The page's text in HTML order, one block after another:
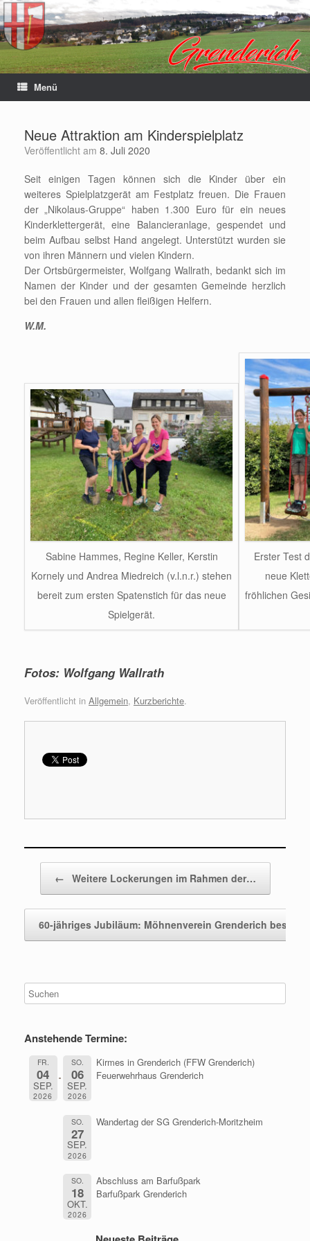
Menü
Neue Attraktion am Kinderspielplatz
Veröffentlicht am 8. Juli 2020
Seit einigen Tagen können sich die Kinder über ein
weiteres Spielplatzgerät am Festplatz freuen. Die Frauen
der „Nikolaus-Gruppe“ haben 1.300 Euro für ein neues
Kinderklettergerät, eine Balancieranlage, gespendet und
beim Aufbau selbst Hand angelegt. Unterstützt wurden sie
von ihren Männern und vielen Kindern.
Der Ortsbürgermeister, Wolfgang Wallrath, bedankt sich im
Namen der Kinder und der gesamten Gemeinde herzlich
bei den Frauen und allen fleißigen Helfern.
W.M.
Sabine Hammes, Regine Keller, Kerstin
Kornely und Andrea Miedreich (v.l.n.r.) stehen
bereit zum ersten Spatenstich für das neue
Spielgerät.
Erster Test
neue
fröhlichen
Fotos: Wolfgang Wallrath
Veröffentlicht in Allgemein, Kurzberichte.
← Weitere Lockerungen im Rahmen der…
60-jähriges Jubiläum: Möhnenverein Grenderich
Anstehende Termine:
FR.
04
SEP.
2026
SO.
06
SEP.
2026
Kirmes in Grenderich (FFW Grenderich)
Feuerwehrhaus Grenderich
SO.
27
SEP.
2026
Wandertag der SG Grenderich-Moritzheim
SO.
18
OKT.
2026
Abschluss am Barfußpark
Barfußpark Grenderich